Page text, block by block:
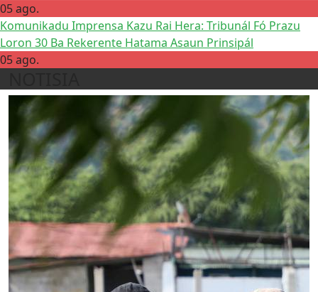
05 ago.
Komunikadu Imprensa Kazu Rai Hera: Tribunál Fó Prazu
Loron 30 Ba Rekerente Hatama Asaun Prinsipál
05 ago.